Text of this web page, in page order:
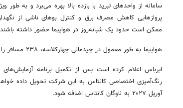
سامانه از واحدهای تبرید با بازده بالا بهره می‌برد و به
پروازهایی کاهش مصرف برق و کنترل بوهای ناشی از
ممکن است حدود یک شبانه‌روز در هواپیما حضور داشته
هواپیما به طور معمول در چیدمانی چهارکلاسه، ۲۳۸ مسافر را جابه‌جا خواهد کرد
ایرباس اعلام کرده است پس از تکمیل برنامه آزمایش‌های
رنگ‌آمیزی اختصاصی کانتاس به این شرکت تحویل داده
آوریل ۲۰۲۷ به ناوگان کانتاس اضافه شود.